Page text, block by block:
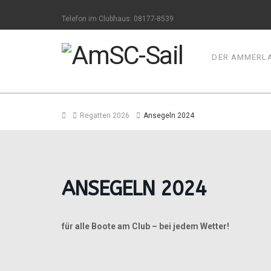
Telefon im Clubhaus: 08177-8539
DER
HomeRegatten 2026 Ansegeln 2024
ANSEGELN 2024
für alle Boote am Club – bei jedem Wetter!